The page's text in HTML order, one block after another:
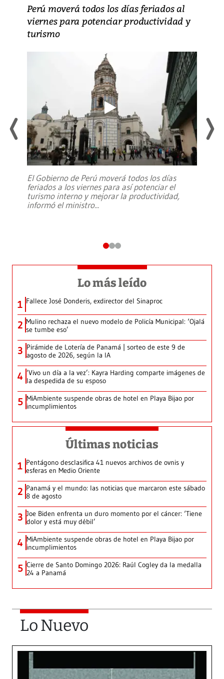
Perú moverá todos los días feriados al
viernes para potenciar productividad y
turismo
El Gobierno de Perú moverá todos los días
feriados a los viernes para así potenciar el
turismo interno y mejorar la productividad,
informó el ministro...
Lo más leído
1 Fallece José Donderis, exdirector del Sinaproc
2 Mulino rechaza el nuevo modelo de Policía Municipal: ‘Ojalá
se tumbe eso’
3 Pirámide de Lotería de Panamá | sorteo de este 9 de
agosto de 2026, según la IA
4 ‘Vivo un día a la vez’: Kayra Harding comparte imágenes de
la despedida de su esposo
5 MiAmbiente suspende obras de hotel en Playa Bijao por
incumplimientos
Últimas noticias
1 Pentágono desclasifica 41 nuevos archivos de ovnis y
esferas en Medio Oriente
2 Panamá y el mundo: las noticias que marcaron este sábado
8 de agosto
3 Joe Biden enfrenta un duro momento por el cáncer: ‘Tiene
dolor y está muy débil’
4 MiAmbiente suspende obras de hotel en Playa Bijao por
incumplimientos
5 Cierre de Santo Domingo 2026: Raúl Cogley da la medalla
24 a Panamá
Lo Nuevo